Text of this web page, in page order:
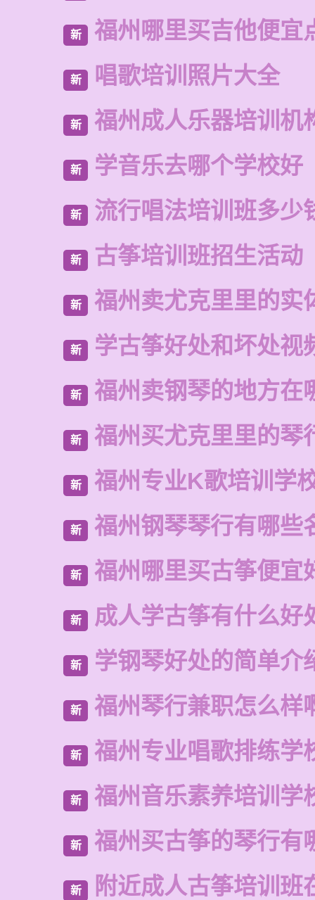
新 福州哪里买吉他便宜
新 唱歌培训照片大全
新 福州成人乐器培训机
新 学音乐去哪个学校好
新 流行唱法培训班多少
新 古筝培训班招生活动
新 福州卖尤克里里的实
新 学古筝好处和坏处视
新 福州卖钢琴的地方在
新 福州买尤克里里的琴
新 福州专业K歌培训学
新 福州钢琴琴行有哪些
新 福州哪里买古筝便宜
新 成人学古筝有什么好
新 学钢琴好处的简单介
新 福州琴行兼职怎么样
新 福州专业唱歌排练学
新 福州音乐素养培训学
新 福州买古筝的琴行有
新 附近成人古筝培训班